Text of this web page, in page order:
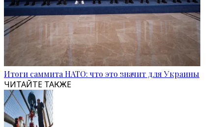
Итоги саммита НАТО: что это значит для Украины
ЧИТАЙТЕ ТАКЖЕ